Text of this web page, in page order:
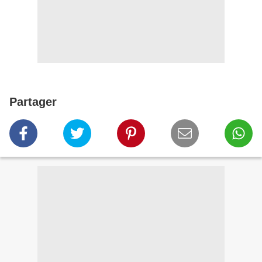
Partager